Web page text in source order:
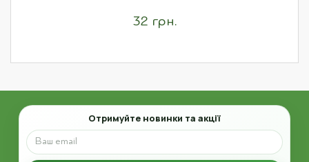
32 грн.
Email
Отримуйте новинки та акції